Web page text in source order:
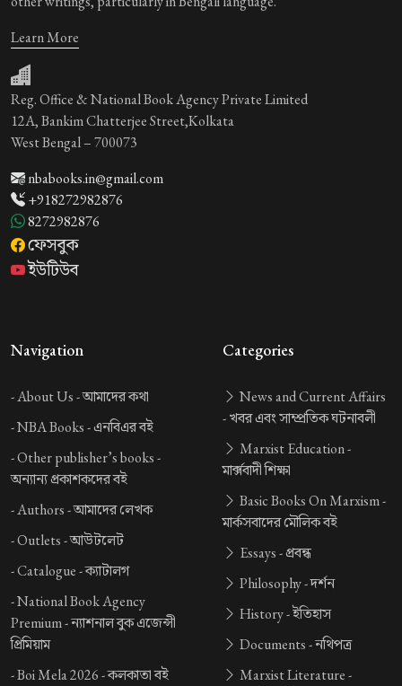
Learn More
Reg. Office & National Book Agency Private Limited
12A, Bankim Chatterjee Street,Kolkata
West Bengal – 700073
nbabooks.in@gmail.com
+918272982876
8272982876
ফেসবুক
ইউটিউব
Navigation
-About Us -আমাদের কথা
-NBA Books -এনবিএর বই
-Other publisher’s books -
অন্যান্য প্রকাশকদের বই
-Authors -আমাদের লেখক
-Outlets -আউটলেট
-Catalogue -ক্যাটালগ
-National Book Agency
Premium -ন্যাশনাল বুক এজেন্সী
প্রিমিয়াম
-Boi Mela 2026 -কলকাতা বই
Categories
News and Current Affairs
-খবর এবং সাম্প্রতিক ঘটনাবলী
Marxist Education -
মার্ক্সবাদী শিক্ষা
Basic Books On Marxism -
মার্কসবাদের মৌলিক বই
Essays -প্রবন্ধ
Philosophy -দর্শন
History -ইতিহাস
Documents -নথিপত্র
Marxist Literature -